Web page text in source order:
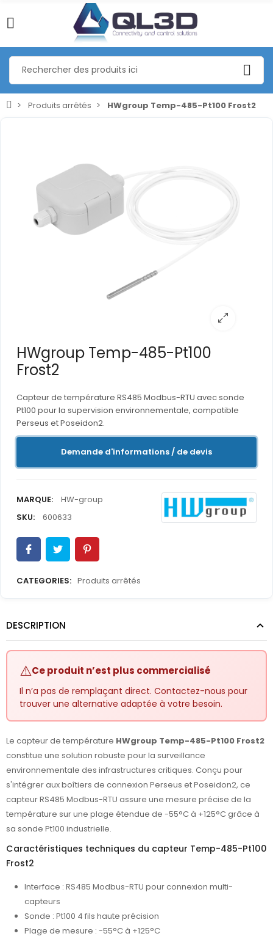
Produits arrêtés HWgroup Temp-485-Pt100 Frost2
HWgroup Temp-485-Pt100
Frost2
Capteur de température RS485 Modbus-RTU avec sonde
Pt100 pour la supervision environnementale, compatible
Perseus et Poseidon2.
Demande d'informations / de devis
MARQUE:
HW-group
SKU:
600633
CATEGORIES: Produits arrêtés
DESCRIPTION
⚠️Ce produit n’est plus commercialisé
Il n’a pas de remplaçant direct. Contactez-nous pour
trouver une alternative adaptée à votre besoin.
Le capteur de température HWgroup Temp-485-Pt100 Frost2
constitue une solution robuste pour la surveillance
environnementale des infrastructures critiques. Conçu pour
s'intégrer aux boîtiers de connexion Perseus et Poseidon2, ce
capteur RS485 Modbus-RTU assure une mesure précise de la
température sur une plage étendue de -55°C à +125°C grâce à
sa sonde Pt100 industrielle.
Caractéristiques techniques du capteur Temp-485-Pt100
Frost2
Interface : RS485 Modbus-RTU pour connexion multi-
capteurs
Sonde : Pt100 4 fils haute précision
Plage de mesure : -55°C à +125°C